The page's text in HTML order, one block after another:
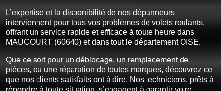
L’expertise et la disponibilité de nos dépanneurs
interviennent pour tous vos problèmes de volets roulants,
offrant un service rapide et efficace à toute heure dans
MAUCOURT (60640) et dans tout le département OISE.
Que ce soit pour un déblocage, un remplacement de
pièces, ou une réparation de toutes marques, découvrez ce
que nos clients satisfaits ont à dire. Nos techniciens, prêts à
répondre à toute situation, s’engagent à garantir votre